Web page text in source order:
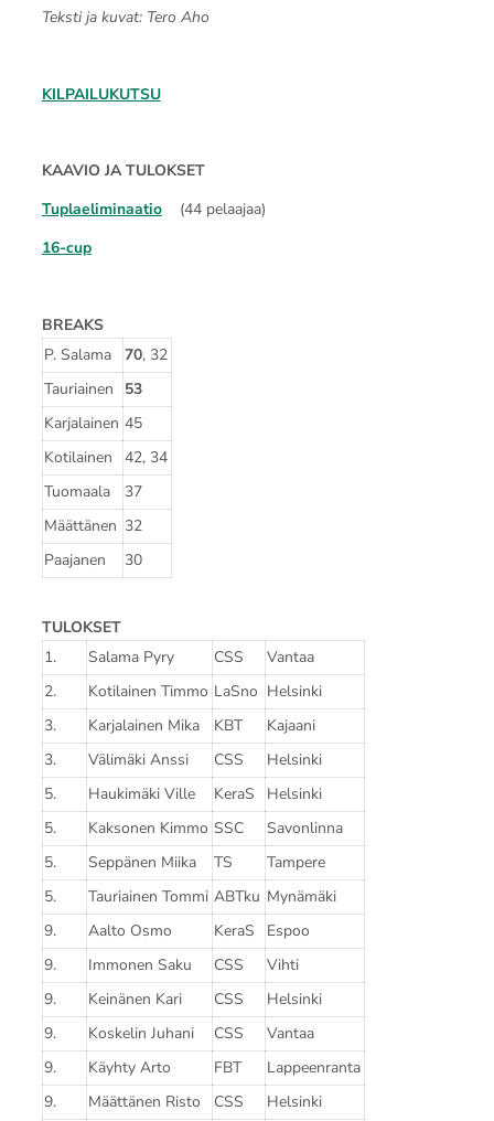
Teksti ja kuvat: Tero Aho
KILPAILUKUTSU
KAAVIO JA TULOKSET
Tuplaeliminaatio(44 pelaajaa)
16-cup
BREAKS
P. Salama
70, 32
Tauriainen
53
Karjalainen 45
Kotilainen
42, 34
Tuomaala
37
Määttänen 32
Paajanen
30
TULOKSET
1.
Salama Pyry CSS
Vantaa
2.
Kotilainen Timmo LaSno Helsinki
3.
Karjalainen Mika KBT
Kajaani
3.
Välimäki Anssi CSS
Helsinki
5.
Haukimäki Ville KeraS
Helsinki
5.
Kaksonen Kimmo SSC
Savonlinna
5.
Seppänen Miika TS
Tampere
5.
Tauriainen Tommi ABTku Mynämäki
9.
Aalto Osmo KeraS
Espoo
9.
Immonen Saku CSS
Vihti
9.
Keinänen Kari CSS
Helsinki
9.
Koskelin Juhani CSS
Vantaa
9.
Käyhty Arto FBT
Lappeenranta
9.
Määttänen Risto CSS Helsinki